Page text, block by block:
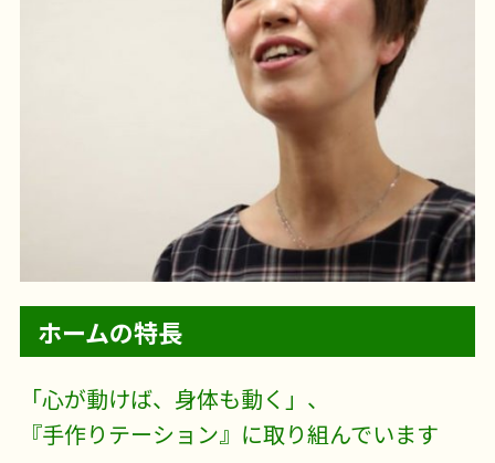
ホームの特長
「心が動けば、身体も動く」、
『手作りテーション』に取り組んでいます